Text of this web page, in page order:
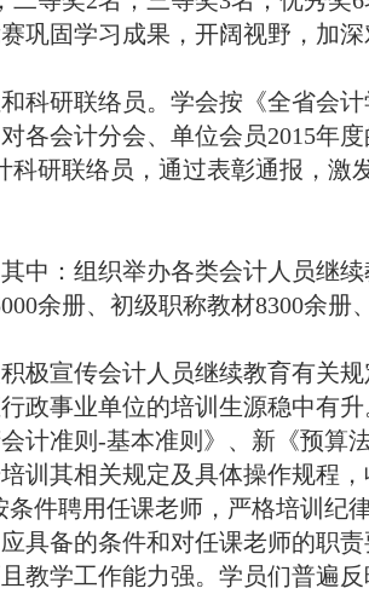
巩固学习成果，开阔视野，加
科研联络员。 学会按《全省会
各会计分会、单位会员2015年度
科研联络员，通过表彰通报， 激
其中：组织举办各类会计人员继
余册、初级职称教材8300余册
极宣传会计人员继续教育有关
政事业单位的培训生源稳中有
计准则 -基本准则》、新《预算
训其相关规定及具体操作规程
件聘用任课老师，严格培训纪
具备的条件和对任课老师的职
教学工作能力强。学员们普遍